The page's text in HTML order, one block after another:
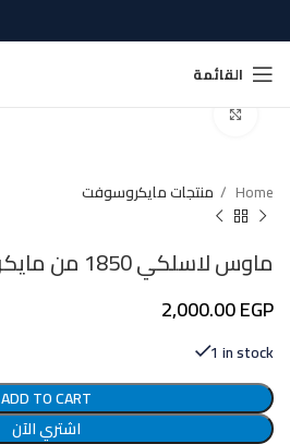
القائمة
Home منتجات مايكروسوفت
ماوس لاسلكي 1850 من مايكروسوفت
2,000.00EGP
1 in stock
ADD TO CART
اشتري الآن